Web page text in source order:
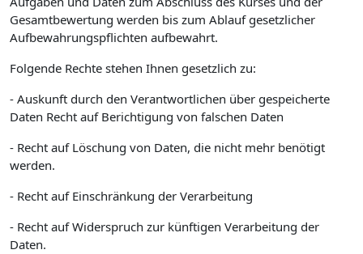
Gesamtbewertung werden bis zum Ablauf gesetzlicher
Aufbewahrungspflichten aufbewahrt.
Folgende Rechte stehen Ihnen gesetzlich zu:
- Auskunft durch den Verantwortlichen über gespeicherte
Daten Recht auf Berichtigung von falschen Daten
- Recht auf Löschung von Daten, die nicht mehr benötigt
werden.
- Recht auf Einschränkung der Verarbeitung
- Recht auf Widerspruch zur künftigen Verarbeitung der
Daten.